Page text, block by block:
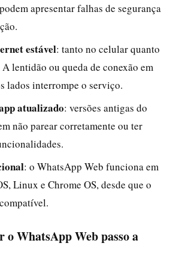
apresentar falhas de segurança
estável: tanto no celular quanto
lentidão ou queda de conexão em
lados interrompe o serviço.
atualizado: versões antigas do
não parear corretamente ou ter
: o WhatsApp Web funciona em
Linux e Chrome OS, desde que o
o WhatsApp Web passo a